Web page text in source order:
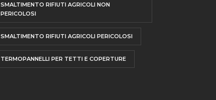
SMALTIMENTO RIFIUTI AGRICOLI NON
PERICOLOSI
SMALTIMENTO RIFIUTI AGRICOLI PERICOLOSI
TERMOPANNELLI PER TETTI E COPERTURE